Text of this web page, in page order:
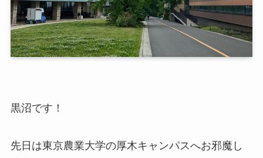
黒沼です！
先日は東京農業大学の厚木キャンパスへお邪魔し